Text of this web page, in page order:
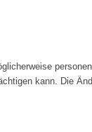
kann. Die